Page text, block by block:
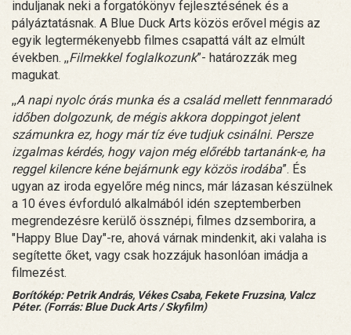
induljanak neki a forgatókönyv fejlesztésének és a
pályáztatásnak. A Blue Duck Arts közös erővel mégis az
egyik legtermékenyebb filmes csapattá vált az elmúlt
években. ,,Filmekkel foglalkozunk”- határozzák meg
magukat.
,,A napi nyolc órás munka és a család mellett fennmaradó
időben dolgozunk, de mégis akkora doppingot jelent
számunkra ez, hogy már tíz éve tudjuk csinálni. Persze
izgalmas kérdés, hogy vajon még előrébb tartanánk-e, ha
reggel kilencre kéne bejárnunk egy közös irodába”. És
ugyan az iroda egyelőre még nincs, már lázasan készülnek
a 10 éves évforduló alkalmából idén szeptemberben
megrendezésre kerülő össznépi, filmes dzsemborira, a
"Happy Blue Day"-re, ahová várnak mindenkit, aki valaha is
segítette őket, vagy csak hozzájuk hasonlóan imádja a
filmezést.
Borítókép: Petrik András, Vékes Csaba, Fekete Fruzsina, Valcz
Péter. (Forrás: Blue Duck Arts / Skyfilm)